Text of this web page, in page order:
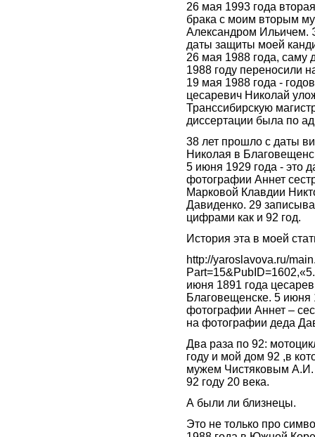
26 мая 1993 года
брака с моим вторым
Александром Ильичем.
даты защиты моей
26 мая 1988 года, саму
1988 году переносили
19 мая 1988 года -
цесаревич Николай
Транссибирскую
диссертации была по
38 лет прошло с даты
Николая в
5 июня 1929 года - это
фотографии Аннет
Марковой Клавдии
Давиденко. 29
цифрами как и 92 год.
История эта в моей
http://yaroslavova.ru/
июня 1891 года
Благовещенске. 5 июня
фотографии Аннет –
на фотографии деда
Два раза по 92:
году и мой дом 92 ,в
мужем Чистяковым А.И.
92 году 20 века.
А были ли близнецы.
Это не только про